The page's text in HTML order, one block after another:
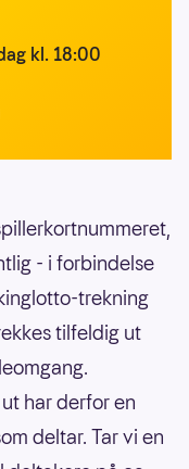
kl. 18:00
- i forbindelse
trekning
tilfeldig ut
har derfor en
deltar. Tar vi en